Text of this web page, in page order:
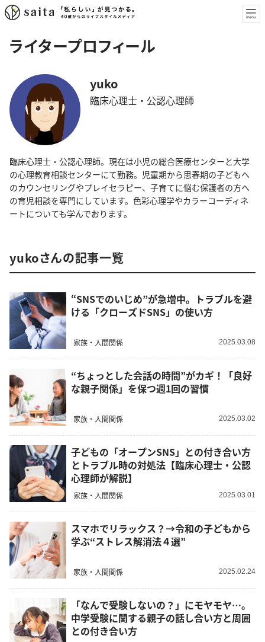
ライタープロフィール
yuko
臨床心理士・公認心理師
臨床心理士・公認心理師。現在は小児の総合医療センターと大学
の心理教育相談センターにて勤務。児童期から思春期の子どもへ
のカウンセリングやプレイセラピー、子育てに悩む保護者の方へ
の育児相談を専門にしています。色彩心理学やカラーコーディネ
ートについても学んでおります。
yukoさんの記事一覧
“SNSでのいじめ”が急増中。トラブルを避
ける「クローズドSNS」の使い方
家族・人間関係 2025.03.08
“ちょっとした会話の時間”がカギ！「良好
な親子関係」を保つ週1回の習慣
家族・人間関係 2025.03.02
子どもの「オープンSNS」との付き合い方
とトラブル時の対処法【臨床心理士・公認
心理師が解説】
家族・人間関係 2025.03.01
スマホでリラックス？→令和の子どもから
学ぶ“ストレス解消法４選”
家族・人間関係 2025.02.24
「なんで受験しないの？」にモヤモヤ…。
中学受験に関する親子の話し合い方と周囲
との付き合い方